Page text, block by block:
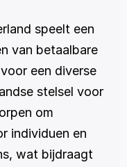
speelt een
van betaalbare
een diverse
stelsel voor
om
individuen en
wat bijdraagt